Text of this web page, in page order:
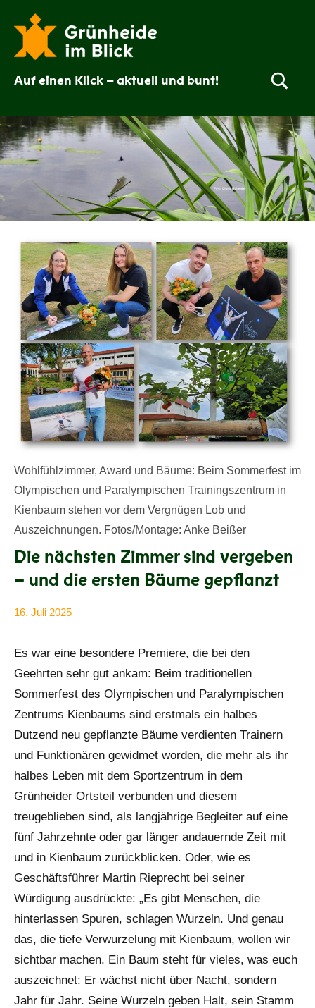
Inhalt
springen
Grünheide
im
Blick
Auf einen Klick – aktuell und bunt!
Wohlfühlzimmer, Award und Bäume: Beim Sommerfest im
Olympischen und Paralympischen Trainingszentrum in
Kienbaum stehen vor dem Vergnügen Lob und
Auszeichnungen. Fotos/Montage: Anke Beißer
Die nächsten Zimmer sind vergeben
– und die ersten Bäume gepflanzt
16. Juli 2025
Es war eine besondere Premiere, die bei den
Geehrten sehr gut ankam: Beim traditionellen
Sommerfest des Olympischen und Paralympischen
Zentrums Kienbaums sind erstmals ein halbes
Dutzend neu gepflanzte Bäume verdienten Trainern
und Funktionären gewidmet worden, die mehr als ihr
halbes Leben mit dem Sportzentrum in dem
Grünheider Ortsteil verbunden und diesem
treugeblieben sind, als langjährige Begleiter auf eine
fünf Jahrzehnte oder gar länger andauernde Zeit mit
und in Kienbaum zurückblicken. Oder, wie es
Geschäftsführer Martin Rieprecht bei seiner
Würdigung ausdrückte: „Es gibt Menschen, die
hinterlassen Spuren, schlagen Wurzeln. Und genau
das, die tiefe Verwurzelung mit Kienbaum, wollen wir
sichtbar machen. Ein Baum steht für vieles, was euch
auszeichnet: Er wächst nicht über Nacht, sondern
Jahr für Jahr. Seine Wurzeln geben Halt, sein Stamm